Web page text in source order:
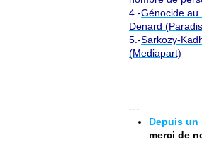
4.-Génocide au
Denard
5.-Sarkozy-
(Mediapart)
---
Depuis un
merci de